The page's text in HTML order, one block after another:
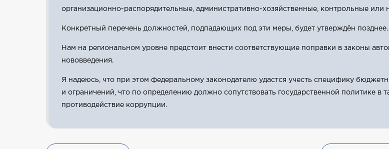
организационно-распорядительные, административно-хозяйственные, контрольные или
Конкретный перечень должностей, подпадающих под эти меры, будет утверждён позднее.
Нам на региональном уровне предстоит внести соответствующие поправки в законы
нововведения.
Я надеюсь, что при этом федеральному законодателю удастся учесть специфику
и ограничений, что по определению должно сопутствовать государственной политике в
противодействие коррупции.